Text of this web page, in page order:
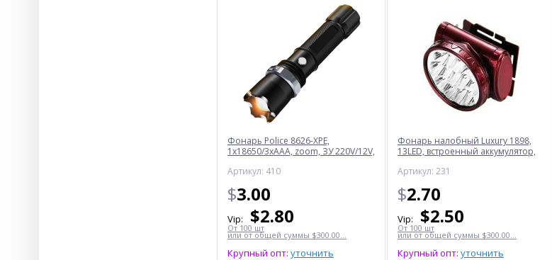
Фонарь Police 8626-XPE,
1х18650/3xAAA, zoom, ЗУ 220V/12V,
Артикул: 410
$3.00
Vip: $2.80
От 100 шт
или от общей суммы $300.00...
Крупный опт: уточнить
Фонарь налобный Luxury 1898,
13LED, встроенный аккумулятор,
Артикул: 231
$2.70
Vip: $2.50
От 100 шт
или от общей суммы $300.00...
Крупный опт: уточнить